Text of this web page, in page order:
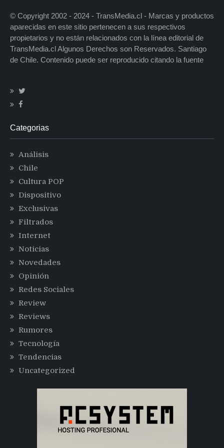
© Copyright 2002 - 2024 - TransMedia.cl - Marcas y productos
aparecidas en este sitio pertenecen a sus respectivos
propietarios y no están relacionados con la línea editorial de
TransMedia.cl Algunos Derechos son Reservados. Santiago
de Chile. Contenido puede ser reproducido citando la fuente
Categorias
Análisis
Chile
Cultura POP
Dispositivo
Exclusivas
Filtrados
Internet
Noticias
Novedades
Opinión
Redes Sociales
Review
Reviews
Rumores
Tecnología
Tendencias
Uncategorized